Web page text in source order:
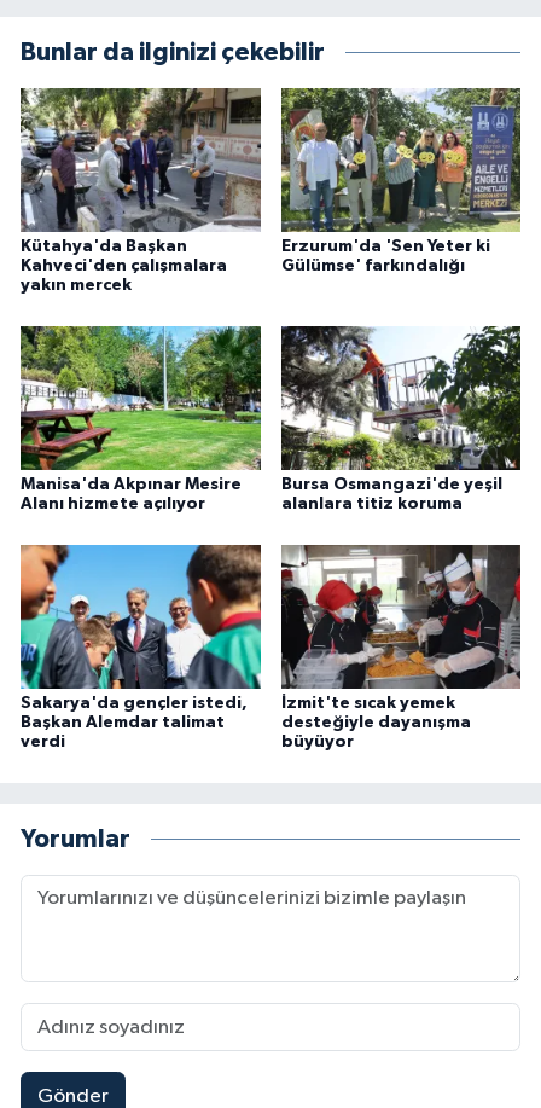
Bunlar da ilginizi çekebilir
Kütahya'da Başkan
Kahveci'den çalışmalara
yakın mercek
Erzurum'da 'Sen Yeter ki
Gülümse' farkındalığı
Manisa'da Akpınar Mesire
Alanı hizmete açılıyor
Bursa Osmangazi'de yeşil
alanlara titiz koruma
Sakarya'da gençler istedi,
Başkan Alemdar talimat
verdi
İzmit'te sıcak yemek
desteğiyle dayanışma
büyüyor
Yorumlar
Gönder